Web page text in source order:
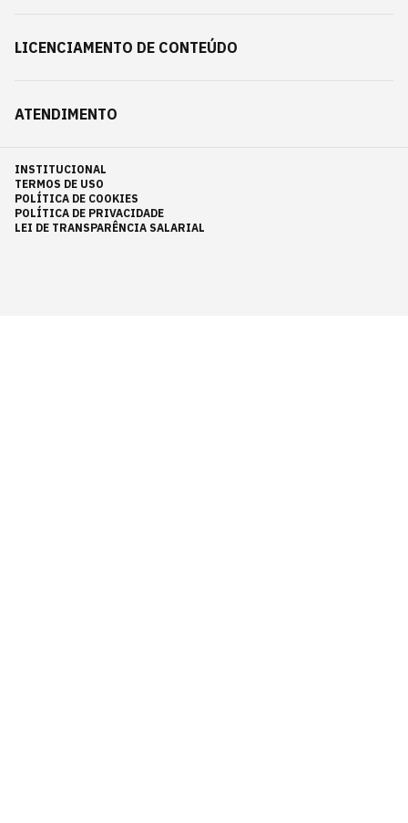
LICENCIAMENTO DE CONTEÚDO
ATENDIMENTO
INSTITUCIONAL
TERMOS DE USO
POLÍTICA DE COOKIES
POLÍTICA DE PRIVACIDADE
LEI DE TRANSPARÊNCIA SALARIAL